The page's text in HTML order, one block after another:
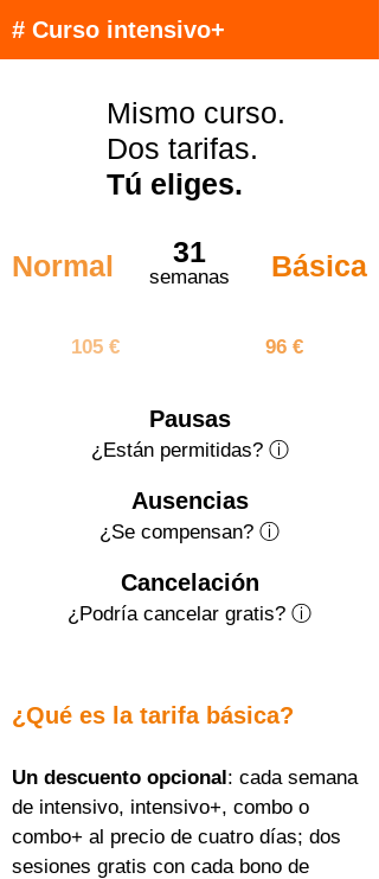
# Curso intensivo+
Mismo curso.
Dos tarifas.
Tú eliges.
Normal 31
semanas
Básica
105 € 96 €
Pausas
¿Están permitidas? ⓘ
Ausencias
¿Se compensan? ⓘ
Cancelación
¿Podría cancelar gratis? ⓘ
¿Qué es la tarifa básica?
Un descuento opcional: cada semana
de intensivo, intensivo+, combo o
combo+ al precio de cuatro días; dos
sesiones gratis con cada bono de